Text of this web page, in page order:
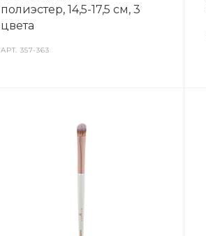
полиэстер, 14,5-17,5 см, 3
цвета
АРТ.357-363